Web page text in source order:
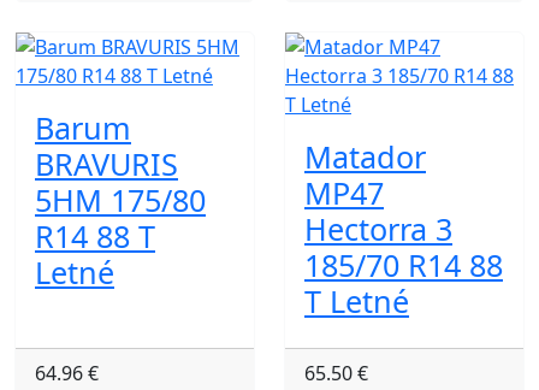
Barum
BRAVURIS
5HM 175/80
R14 88 T
Letné
64.96 €
Matador
MP47
Hectorra 3
185/70 R14 88
T Letné
65.50 €